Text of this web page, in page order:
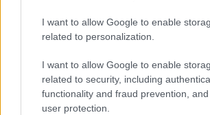
I want to allow Google to enable
related to personalization.
I want to allow Google to enable
related to security, including
functionality and fraud prevention,
user protection.
AZ EMBERSÉG ÜNNEPE